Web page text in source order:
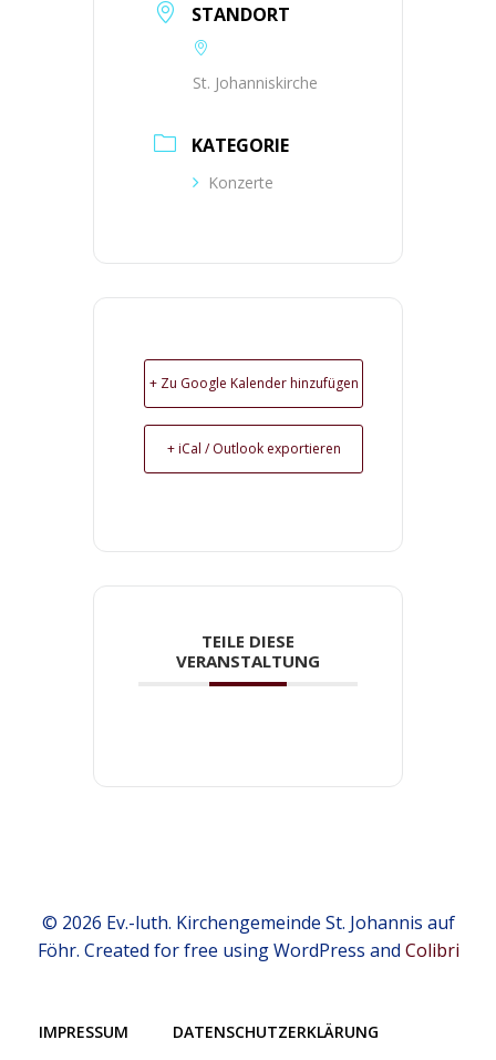
STANDORT
St. Johanniskirche
KATEGORIE
Konzerte
+ Zu Google Kalender hinzufügen
+ iCal / Outlook exportieren
TEILE DIESE
VERANSTALTUNG
© 2026 Ev.-luth. Kirchengemeinde St. Johannis auf
Föhr. Created for free using WordPress and Colibri
IMPRESSUM DATENSCHUTZERKLÄRUNG